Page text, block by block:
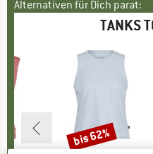
Alternativen für Dich parat:
TANKS
Rabatt
bis 62%